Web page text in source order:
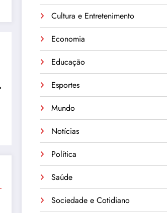
Cultura e Entretenimento
Economia
Educação
Esportes
Mundo
Notícias
Política
Saúde
Sociedade e Cotidiano